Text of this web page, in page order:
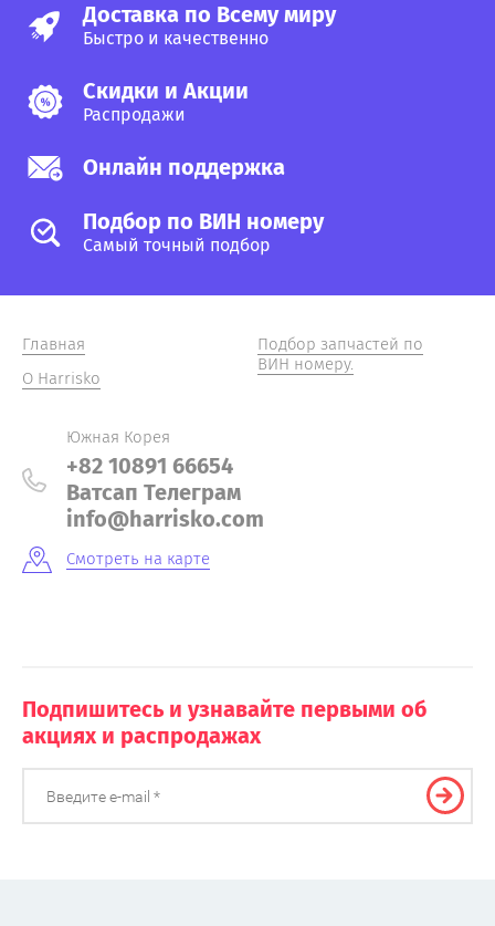
Доставка по Всему миру
Быстро и качественно
Скидки и Акции
Распродажи
Онлайн поддержка
Подбор по ВИН номеру
Самый точный подбор
Главная
О Harrisko
Подбор запчастей по
ВИН номеру.
Южная Корея
+82 10891 66654
Ватсап Телеграм
info@harrisko.com
Смотреть на карте
Подпишитесь и узнавайте первыми об
акциях и распродажах